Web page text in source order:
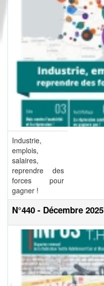
Industrie,
emplois,
salaires,
reprendre des
forces pour
gagner !
N°440 - Décembre 2025